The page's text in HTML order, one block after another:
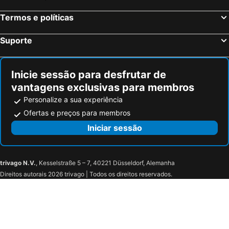
Hilton Brussels Grand Place
ibis Brussels Centre Gare Midi
Hotel Prestige
Renaissance Brussels Hotel
Sheraton Brussels Airport Hotel
Hilton Garden Inn Brussels City Centre
Hotel City Center
Hotel Brussels Airport
Gresham Belson Hotel Brussels
Hotel La Potinière
Hotel Evergreen
Hotel Satellite
ibis Brussels Airport
Termos e políticas
Suporte
Inicie sessão para desfrutar de
vantagens exclusivas para membros
Personalize a sua experiência
Ofertas e preços para membros
Iniciar sessão
trivago N.V., Kesselstraße 5 – 7, 40221 Düsseldorf, Alemanha
Direitos autorais 2026 trivago | Todos os direitos reservados.